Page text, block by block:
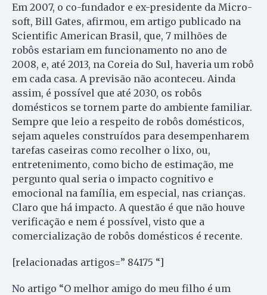
Em 2007, o co-fundador e ex-presidente da Micro­
soft, Bill Gates, afirmou, em artigo publicado na
Scientific American Brasil, que, 7 milhões de
robôs estariam em funcionamento no ano de
2008, e, até 2013, na Coreia do Sul, haveria um robô
em cada casa. A previsão não aconteceu. Ainda
assim, é possível que até 2030, os robôs
domésticos se tornem parte do ambiente familiar.
Sempre que leio a respeito de robôs domésticos,
sejam aqueles construídos para desempenharem
tarefas caseiras como recolher o lixo, ou,
entretenimento, como bicho de estimação, me
pergunto qual seria o impacto cognitivo e
emocional na família, em especial, nas crianças.
Claro que há impacto. A questão é que não houve
verificação e nem é possível, visto que a
comercialização de robôs domésticos é recente.
[relacionadas artigos=” 84175 “]
No artigo “O melhor amigo do meu filho é um